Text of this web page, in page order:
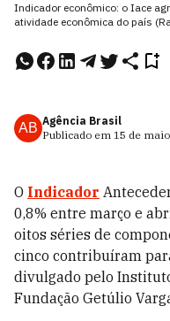
Indicador econômico: o Iace
atividade econômica do país
AB Agência Brasil
Publicado em 15 de
O Indicador
0,8% entre março e
oitos séries de
cinco contribuíram
divulgado pelo
Fundação Getúlio